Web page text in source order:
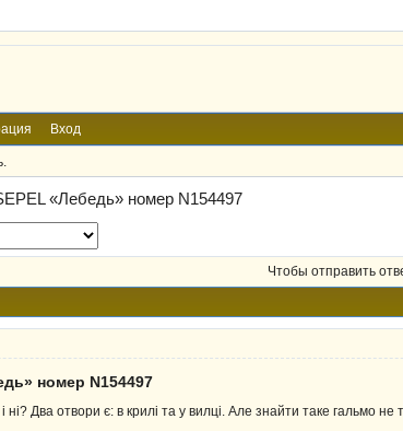
Вход
«Лебедь» номер N154497
Чтобы отправить
номер N154497
ні? Два отвори є: в крилі та у вилці. Але знайти таке гальмо не